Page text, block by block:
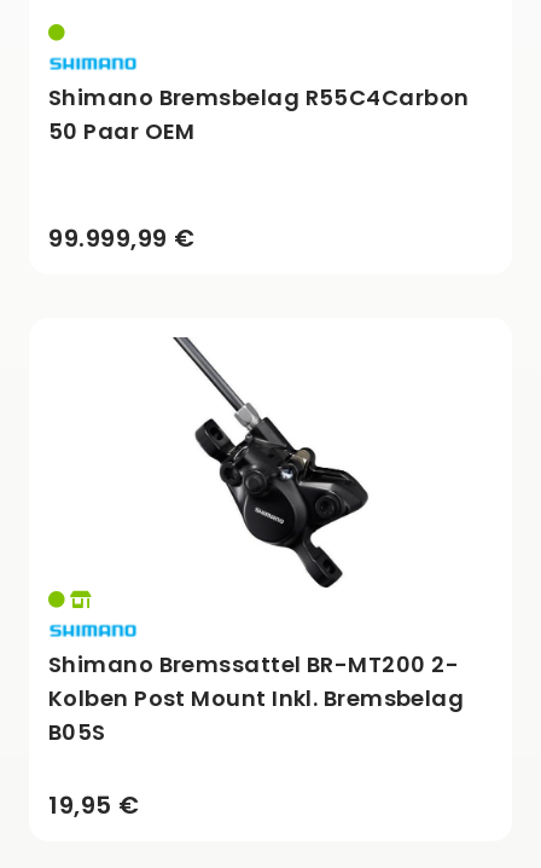
Shimano Bremsbelag R55C4Carbon
50 Paar OEM
99.999,99 €
Shimano Bremssattel BR-MT200 2-
Kolben Post Mount Inkl. Bremsbelag
B05S
19,95 €